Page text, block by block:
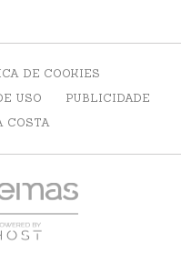
DE COOKIES
USO
PUBLICIDADE
COSTA